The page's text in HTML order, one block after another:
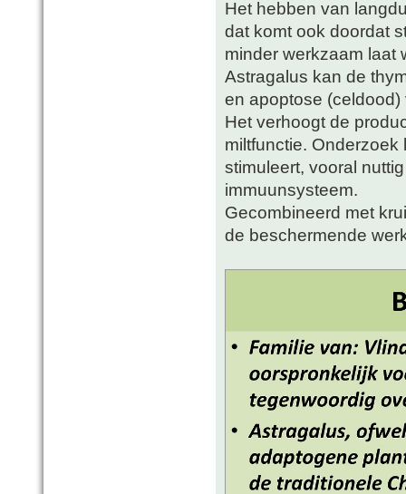
Het hebben van
dat komt ook doordat
minder werkzaam laat
Astragalus kan de
en apoptose (celdood)
Het verhoogt de
miltfunctie.
stimuleert, vooral
immuunsysteem.
Gecombineerd met
de beschermende